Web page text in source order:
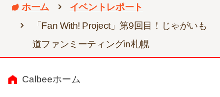
ホーム
イベントレポート
「Fan With! Project」第9回目！じゃがいも
道ファンミーティングin札幌
Calbeeホーム